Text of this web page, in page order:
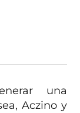
una
Aczino y